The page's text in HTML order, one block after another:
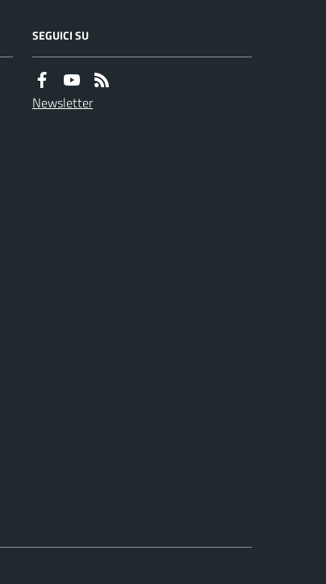
SEGUICI SU
Newsletter